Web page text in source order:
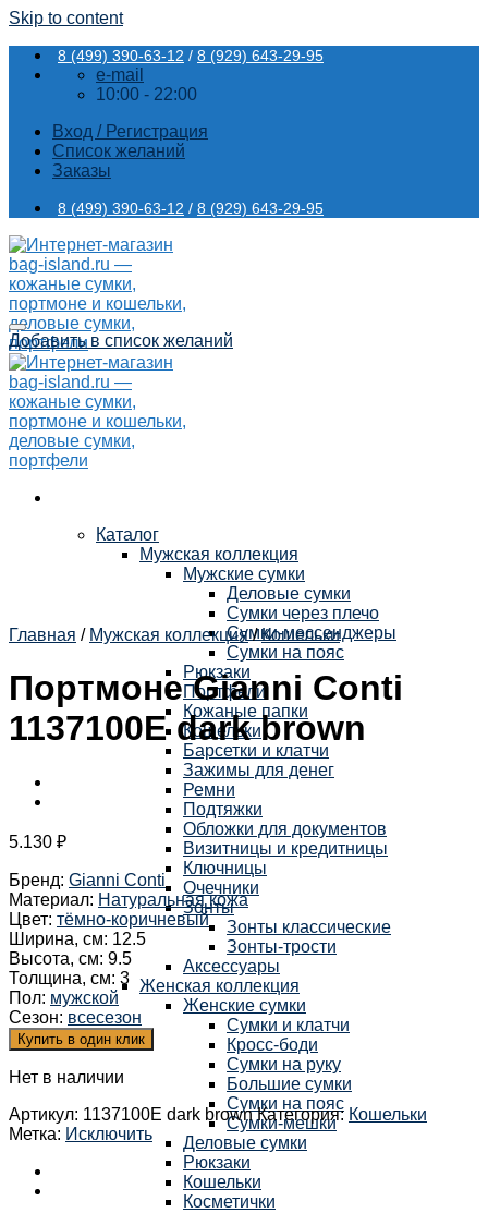
Skip to content
8 (499) 390-63-12 / 8 (929) 643-29-95
e-mail
10:00 - 22:00
Вход / Регистрация
Список желаний
Заказы
8 (499) 390-63-12 / 8 (929) 643-29-95
Каталог
Мужская коллекция
Мужские сумки
Деловые сумки
Сумки через плечо
Сумки-мессенджеры
Сумки на пояс
Рюкзаки
Портфели
Кожаные папки
Кошельки
Барсетки и клатчи
Зажимы для денег
Ремни
Подтяжки
Обложки для документов
Визитницы и кредитницы
Ключницы
Очечники
Зонты
Зонты классические
Зонты-трости
Аксессуары
Женская коллекция
Женские сумки
Сумки и клатчи
Кросс-боди
Сумки на руку
Большие сумки
Сумки на пояс
Сумки-мешки
Деловые сумки
Рюкзаки
Кошельки
Косметички
Добавить в список желаний
Главная / Мужская коллекция / Кошельки
Портмоне Gianni Conti
1137100E dark brown
5.130 ₽
Бренд: Gianni Conti
Материал: Натуральная кожа
Цвет: тёмно-коричневый
Ширина, см: 12.5
Высота, см: 9.5
Толщина, см: 3
Пол: мужской
Сезон: всесезон
Купить в один клик
Нет в наличии
Артикул: 1137100E dark brown Категория: Кошельки
Метка: Исключить